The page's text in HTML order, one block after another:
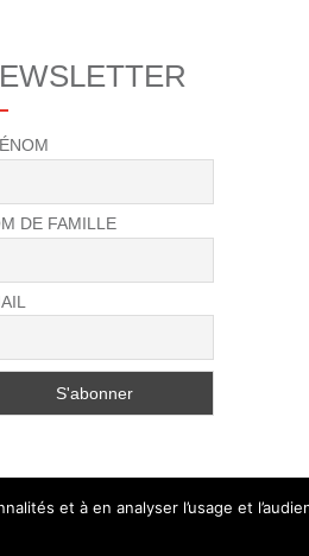
DE FAMILLE
et à en analyser l’usage et